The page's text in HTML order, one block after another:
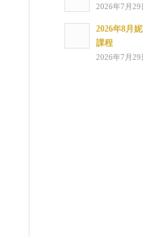
2026年7月29
2026年8月
課程
2026年7月29